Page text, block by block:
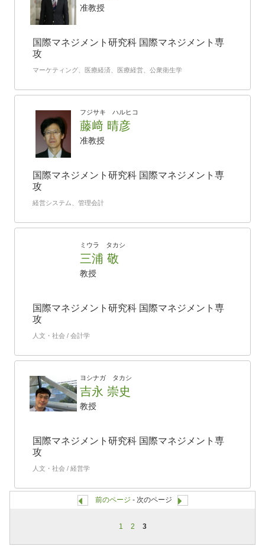
准教授
国際マネジメント研究科 国際マネジメント専
攻
マーケティング、医療経済、医療経営、公衆衛生学
フジサキ ハルヒコ
藤﨑 晴彦
准教授
国際マネジメント研究科 国際マネジメント専
攻
経営システム、管理会計
ミウラ タカシ
三浦 敬
教授
国際マネジメント研究科 国際マネジメント専
攻
人文・社会 / 会計学
ヨシナガ タカシ
吉永 崇史
教授
国際マネジメント研究科 国際マネジメント専
攻
人文・社会 / 経営学
前のページ - 次のページ
1 2 3